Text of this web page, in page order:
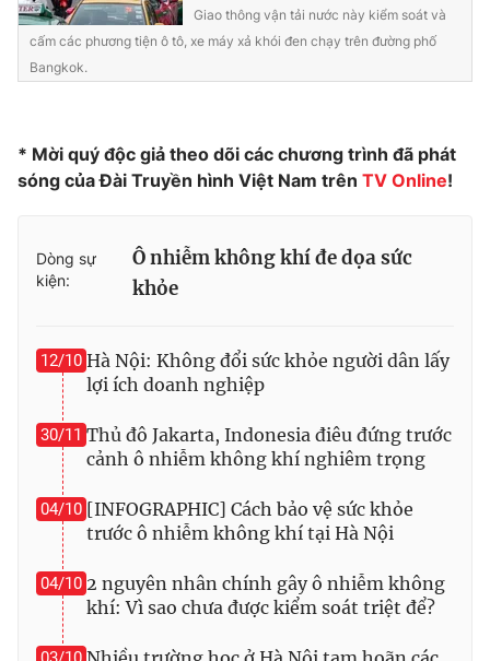
VTV4 Vươn mình bằng AI
Liên hệ tòa soạn English
THỜI BÁO VTV
Theo dõi báo trên
Cơ quan chủ quản:Đài Truyền hình Việt Nam
Cơ quan báo chí:
Giấy phép hoạt động báo in và báo điện tử số 483/GP-BTTTT
cấp ngày 29/12/2023
Tổng Biên tập:
Phó Tổng Biên tập:Nguyễn Thị Mỹ Hạnh, Phạm Quốc Thắng,
Nguyễn Trọng Ninh
Tổng đài VTV:
Giao thông vận tải nước này kiểm soát và
cấm các phương tiện ô tô, xe máy xả khói đen chạy trên đường phố
Bangkok.
* Mời quý độc giả theo dõi các chương trình đã phát
sóng của Đài Truyền hình Việt Nam trên TV Online!
Dòng sự
kiện:
Ô nhiễm không khí đe dọa sức
khỏe
12/10 Hà Nội: Không đổi sức khỏe người dân lấy
lợi ích doanh nghiệp
30/11 Thủ đô Jakarta, Indonesia điêu đứng trước
cảnh ô nhiễm không khí nghiêm trọng
04/10 [INFOGRAPHIC] Cách bảo vệ sức khỏe
trước ô nhiễm không khí tại Hà Nội
04/10 2 nguyên nhân chính gây ô nhiễm không
khí: Vì sao chưa được kiểm soát triệt để?